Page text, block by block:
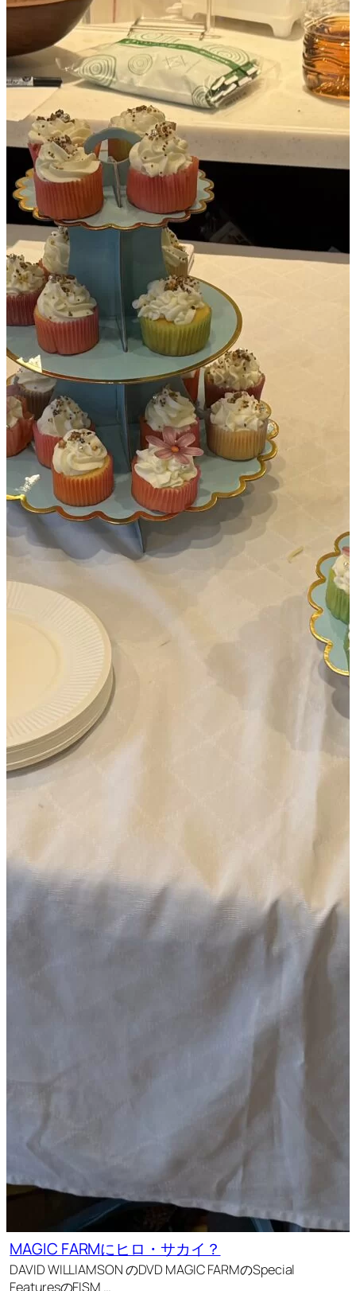
MAGIC FARMにヒロ・サカイ？
DAVID WILLIAMSON のDVD MAGIC FARMのSpecial
FeaturesのFISM …